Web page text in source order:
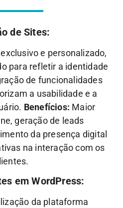
de Sites:
e personalizado,
para refletir a identidade
de funcionalidades
a usabilidade e a
Benefícios: Maior
geração de leads
da presença digital
na interação com os
em WordPress:
da plataforma